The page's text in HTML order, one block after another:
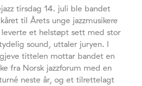
tirsdag 14. juli ble bandet
til Årets unge jazzmusikere
et helstøpt sett med stor
sound, uttaler juryen. I
tittelen mottar bandet en
fra Norsk jazzforum med en
neste år, og et tilrettelagt